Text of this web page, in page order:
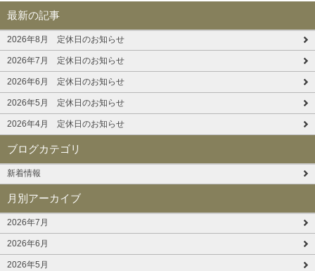
最新の記事
2026年8月 定休日のお知らせ
2026年7月 定休日のお知らせ
2026年6月 定休日のお知らせ
2026年5月 定休日のお知らせ
2026年4月 定休日のお知らせ
ブログカテゴリ
新着情報
月別アーカイブ
2026年7月
2026年6月
2026年5月